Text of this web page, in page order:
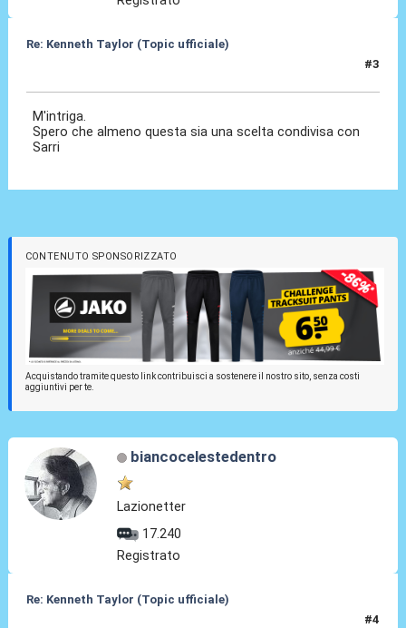
Re: Kenneth Taylor (Topic ufficiale)
#3
M'intriga.
Spero che almeno questa sia una scelta condivisa con
Sarri
CONTENUTO SPONSORIZZATO
Acquistando tramite questo link contribuisci a sostenere il nostro sito, senza costi
aggiuntivi per te.
biancocelestedentro
Lazionetter
17.240
Registrato
Re: Kenneth Taylor (Topic ufficiale)
#4